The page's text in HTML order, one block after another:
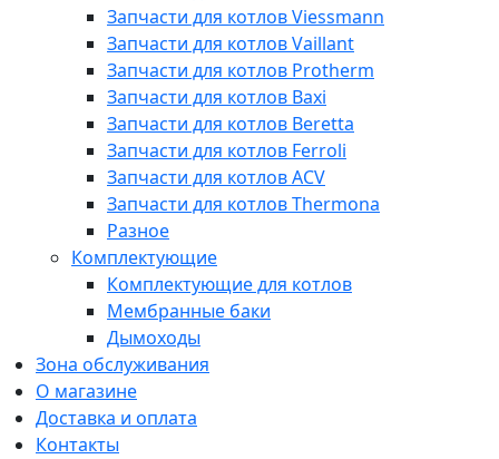
Запчасти для котлов Viessmann
Запчасти для котлов Vaillant
Запчасти для котлов Protherm
Запчасти для котлов Baxi
Запчасти для котлов Beretta
Запчасти для котлов Ferroli
Запчасти для котлов ACV
Запчасти для котлов Thermona
Разное
Комплектующие
Комплектующие для котлов
Мембранные баки
Дымоходы
Зона обслуживания
О магазине
Доставка и оплата
Контакты